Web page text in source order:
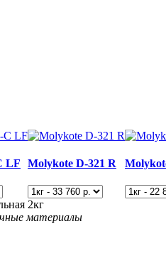
LF Molykote D-321 R
2кг
материалы